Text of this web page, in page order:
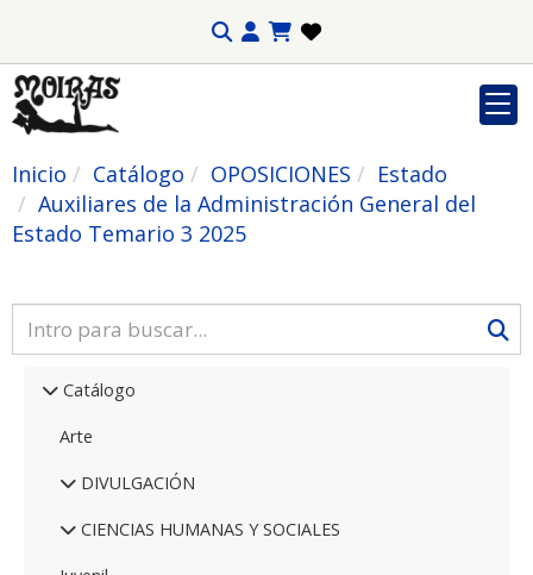
Inicio Catálogo OPOSICIONES
Estado
Auxiliares de la Administración General del
Estado Temario 3 2025
Catálogo
Arte
DIVULGACIÓN
CIENCIAS HUMANAS Y SOCIALES